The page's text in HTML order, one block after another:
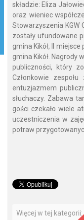
składzie: Eliza
oraz wieniec
Stowarzyszenia KGW
zostały ufundowane
gmina Kikół, II
gmina Kikół. Nagrody
publiczności, który
Członkowie
entuzjazmem
słuchaczy. Zabawa
gości czekało wiele
uczestniczenia w
potraw
Więcej w tej kategorii: